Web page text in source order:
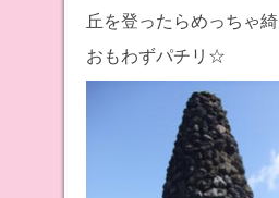
丘を登ったらめっちゃ
おもわずパチリ☆